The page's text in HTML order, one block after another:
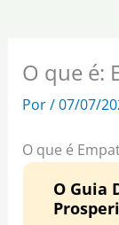
O que é:
Por/07/07/
O que é
O Guia